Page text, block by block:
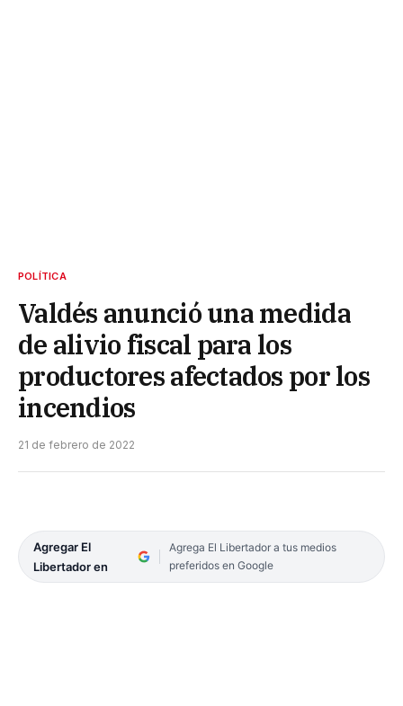
POLÍTICA
Valdés anunció una medida
de alivio fiscal para los
productores afectados por los
incendios
21 de febrero de 2022
Agregar El
Libertador en
Agrega El Libertador a tus medios
preferidos en Google